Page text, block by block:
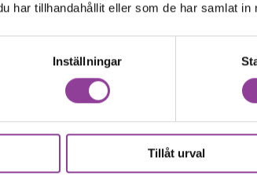
har tillhandahållit eller som de har samlat in
Inställningar
Tillåt urval
Z Flip 3 Samsung
Vattenskada
Z Flip 3 Samsung
Data
799,00